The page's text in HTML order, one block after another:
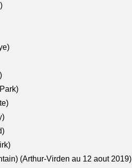
(Arthur-Virden au 12 aout 2019)